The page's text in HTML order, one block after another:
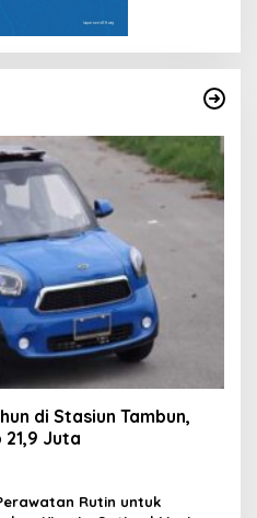
di Stasiun Tambun,
Juta
Rutin untuk